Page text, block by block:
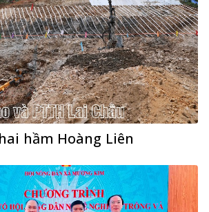
hầm Hoàng Liên